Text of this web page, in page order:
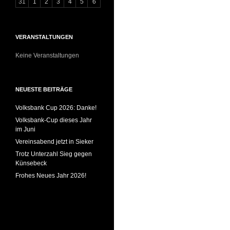
VERANSTALTUNGEN
Keine Veranstaltungen
NEUESTE BEITRÄGE
Volksbank Cup 2026: Danke!
Volksbank-Cup dieses Jahr
im Juni
Vereinsabend jetzt in Sieker
Trotz Unterzahl Sieg gegen
Künsebeck
Frohes Neues Jahr 2026!